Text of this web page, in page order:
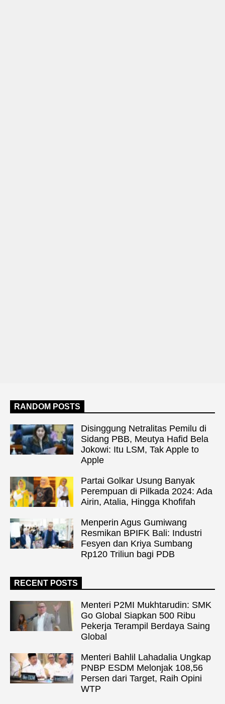
RANDOM POSTS
Disinggung Netralitas Pemilu di
Sidang PBB, Meutya Hafid Bela
Jokowi: Itu LSM, Tak Apple to
Apple
Partai Golkar Usung Banyak
Perempuan di Pilkada 2024: Ada
Airin, Atalia, Hingga Khofifah
Menperin Agus Gumiwang
Resmikan BPIFK Bali: Industri
Fesyen dan Kriya Sumbang
Rp120 Triliun bagi PDB
RECENT POSTS
Menteri P2MI Mukhtarudin: SMK
Go Global Siapkan 500 Ribu
Pekerja Terampil Berdaya Saing
Global
Menteri Bahlil Lahadalia Ungkap
PNBP ESDM Melonjak 108,56
Persen dari Target, Raih Opini
WTP